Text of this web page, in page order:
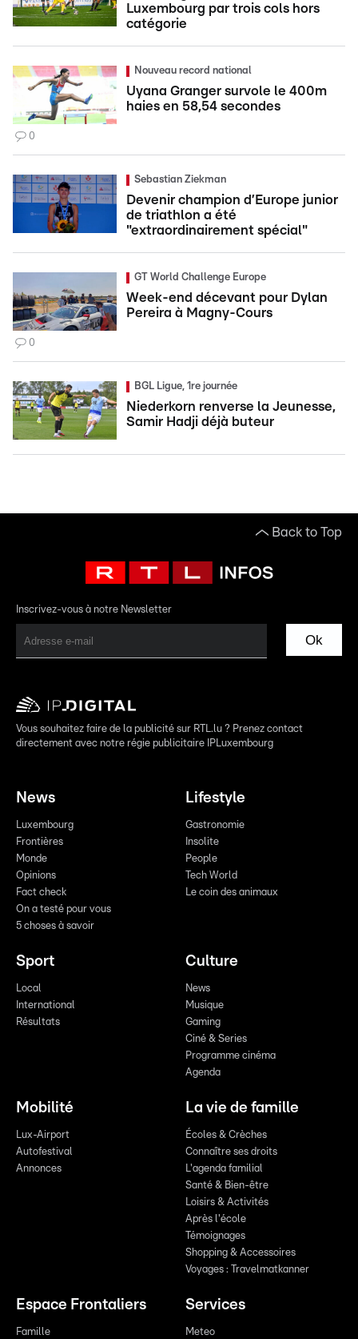
Luxembourg par trois cols hors
catégorie
Nouveau record national
Uyana Granger survole le 400m
haies en 58,54 secondes
0
Sebastian Ziekman
Devenir champion d’Europe junior
de triathlon a été
"extraordinairement spécial"
GT World Challenge Europe
Week-end décevant pour Dylan
Pereira à Magny-Cours
0
BGL Ligue, 1re journée
Niederkorn renverse la Jeunesse,
Samir Hadji déjà buteur
Back to Top
Inscrivez-vous à notre Newsletter
Ok
Vous souhaitez faire de la publicité sur RTL.lu ? Prenez contact
directement avec notre régie publicitaire IPLuxembourg
News
Luxembourg
Frontières
Monde
Opinions
Fact check
On a testé pour vous
5 choses à savoir
Lifestyle
Gastronomie
Insolite
People
Tech World
Le coin des animaux
Sport
Local
International
Résultats
Culture
News
Musique
Gaming
Ciné & Series
Programme cinéma
Agenda
Mobilité
Lux-Airport
Autofestival
Annonces
La vie de famille
Écoles & Crèches
Connaître ses droits
L'agenda familial
Santé & Bien-être
Loisirs & Activités
Après l'école
Témoignages
Shopping & Accessoires
Voyages : Travelmatkanner
Espace Frontaliers
Famille
Services
Meteo